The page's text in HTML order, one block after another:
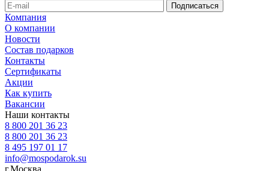
Компания
О компании
Новости
Состав подарков
Контакты
Сертификаты
Акции
Как купить
Вакансии
Наши контакты
8 800 201 36 23
8 800 201 36 23
8 495 197 01 17
info@mospodarok.su